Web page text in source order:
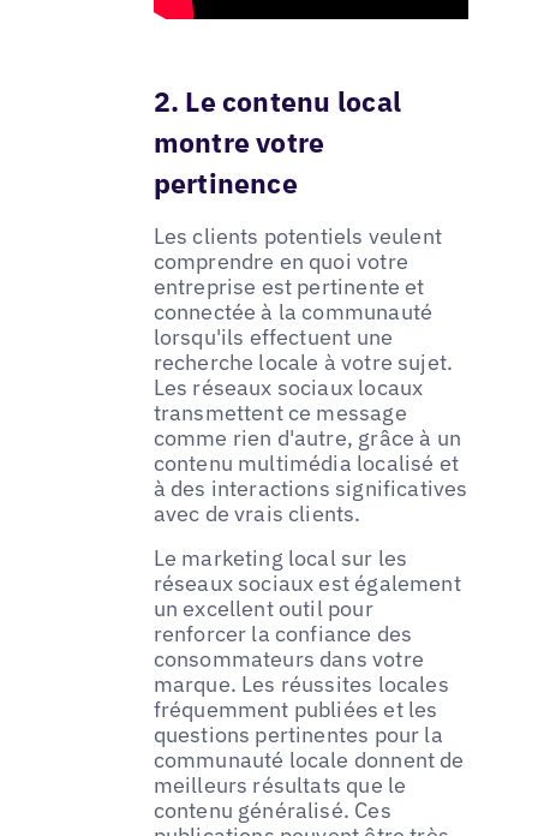
2. Le contenu local
montre votre
pertinence
Les clients potentiels veulent
comprendre en quoi votre
entreprise est pertinente et
connectée à la communauté
lorsqu'ils effectuent une
recherche locale à votre sujet.
Les réseaux sociaux locaux
transmettent ce message
comme rien d'autre, grâce à un
contenu multimédia localisé et
à des interactions significatives
avec de vrais clients.
Le marketing local sur les
réseaux sociaux est également
un excellent outil pour
renforcer la confiance des
consommateurs dans votre
marque. Les réussites locales
fréquemment publiées et les
questions pertinentes pour la
communauté locale donnent de
meilleurs résultats que le
contenu généralisé. Ces